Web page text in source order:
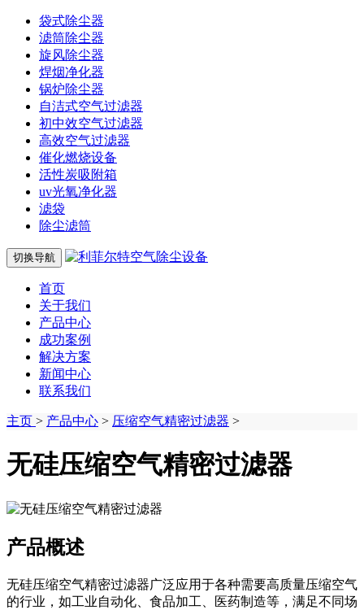
袋式除尘器
滤筒除尘器
旋风除尘器
焊烟净化器
锅炉除尘器
自洁式空气过滤器
初中效空气过滤器
高效空气过滤器
催化燃烧设备
活性炭吸附箱
uv光氧净化器
滤袋
除尘滤筒
切换导航
首页
关于我们
产品中心
成功案例
解决方案
新闻中心
联系我们
主页 > 产品中心 > 压缩空气精密过滤器 >
无硅压缩空气精密过滤器
产品概述
无硅压缩空气精密过滤器广泛应用于各种需要高质量压缩空气
的行业，如工业自动化、食品加工、医药制造等，满足不同场